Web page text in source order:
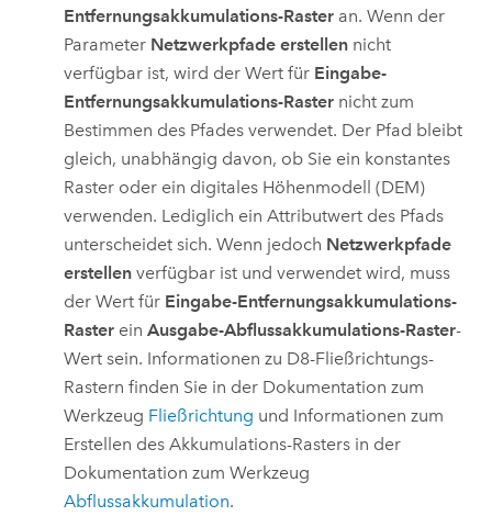
Entfernungsakkumulations-Raster an. Wenn der
Parameter Netzwerkpfade erstellen nicht
verfügbar ist, wird der Wert für Eingabe-
Entfernungsakkumulations-Raster nicht zum
Bestimmen des Pfades verwendet. Der Pfad bleibt
gleich, unabhängig davon, ob Sie ein konstantes
Raster oder ein digitales Höhenmodell (DEM)
verwenden. Lediglich ein Attributwert des Pfads
unterscheidet sich. Wenn jedoch Netzwerkpfade
erstellen verfügbar ist und verwendet wird, muss
der Wert für Eingabe-Entfernungsakkumulations-
Raster einAusgabe-Abflussakkumulations-Raster-
Wert sein. Informationen zu D8-Fließrichtungs-
Rastern finden Sie in der Dokumentation zum
Werkzeug Fließrichtung und Informationen zum
Erstellen des Akkumulations-Rasters in der
Dokumentation zum Werkzeug
Abflussakkumulation.